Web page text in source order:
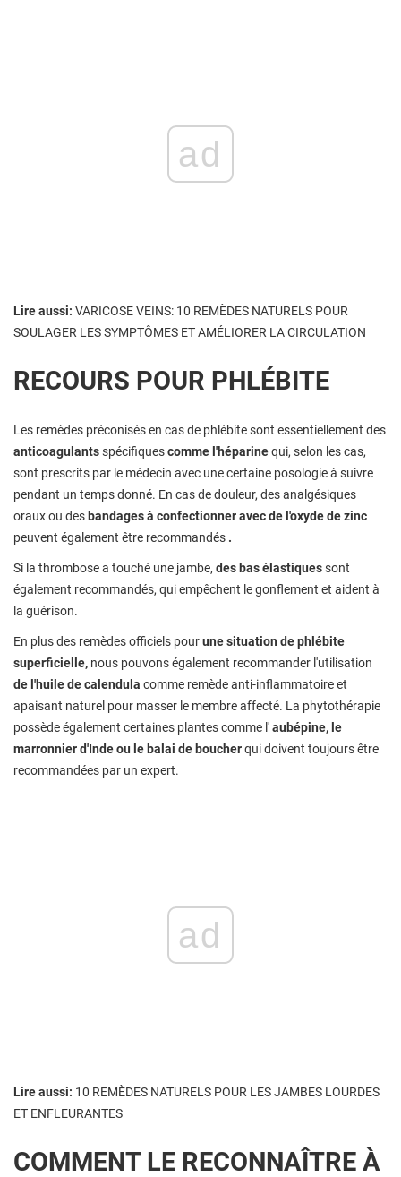
ad
Lire aussi: VARICOSE VEINS: 10 REMÈDES NATURELS POUR
SOULAGER LES SYMPTÔMES ET AMÉLIORER LA CIRCULATION
RECOURS POUR PHLÉBITE
Les remèdes préconisés en cas de phlébite sont essentiellement des
anticoagulantsspécifiquescomme l'héparinequi, selon les cas,
sont prescrits par le médecin avec une certaine posologie à suivre
pendant un temps donné. En cas de douleur, des analgésiques
oraux ou des bandages à confectionner avec de l'oxyde de zinc
peuvent également être recommandés .
Si la thrombose a touché une jambe, des bas élastiquessont
également recommandés, qui empêchent le gonflement et aident à
la guérison.
En plus des remèdes officiels pourune situation de phlébite
superficielle, nous pouvons également recommander l'utilisation
de l'huile de calendula comme remède anti-inflammatoire et
apaisant naturel pour masser le membre affecté. La phytothérapie
possède également certaines plantes comme l'aubépine, le
marronnier d'Inde ou le balai de boucherqui doivent toujours être
recommandées par un expert.
ad
Lire aussi: 10 REMÈDES NATURELS POUR LES JAMBES LOURDES
ET ENFLEURANTES
COMMENT LE RECONNAÎTRE À